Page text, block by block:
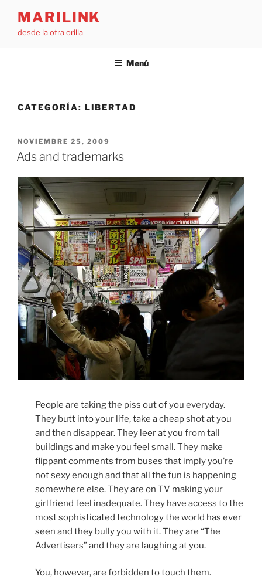
contenido
MARILINK
desde la otra orilla
Menú
CATEGORÍA: LIBERTAD
PUBLICADO
EL
NOVIEMBRE 25, 2009
Ads and trademarks
People are taking the piss out of you everyday.
They butt into your life, take a cheap shot at you
and then disappear. They leer at you from tall
buildings and make you feel small. They make
flippant comments from buses that imply you’re
not sexy enough and that all the fun is happening
somewhere else. They are on TV making your
girlfriend feel inadequate. They have access to the
most sophisticated technology the world has ever
seen and they bully you with it. They are “The
Advertisers” and they are laughing at you.
You, however, are forbidden to touch them.